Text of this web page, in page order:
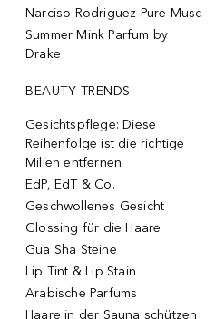
Narciso Rodriguez Pure Musc
Summer Mink Parfum by
Drake
BEAUTY TRENDS
Gesichtspflege: Diese
Reihenfolge ist die richtige
Milien entfernen
EdP, EdT & Co.
Geschwollenes Gesicht
Glossing für die Haare
Gua Sha Steine
Lip Tint & Lip Stain
Arabische Parfums
Haare in der Sauna schützen